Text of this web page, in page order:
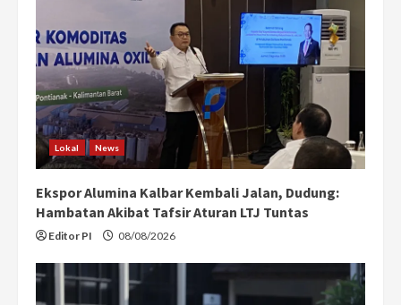
Lokal News
Ekspor Alumina Kalbar Kembali Jalan, Dudung:
Hambatan Akibat Tafsir Aturan LTJ Tuntas
Editor PI 08/08/2026